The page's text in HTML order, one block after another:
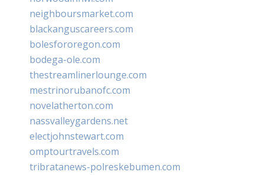
neighboursmarket.com
blackanguscareers.com
bolesfororegon.com
bodega-ole.com
thestreamlinerlounge.com
mestrinorubanofc.com
novelatherton.com
nassvalleygardens.net
electjohnstewart.com
omptourtravels.com
tribratanews-polreskebumen.com